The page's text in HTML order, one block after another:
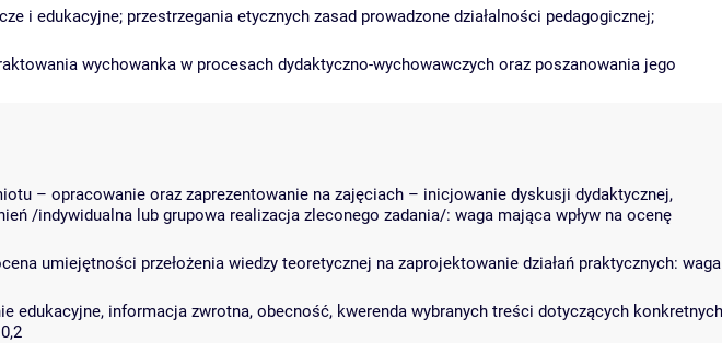
i edukacyjne; przestrzegania etycznych zasad prowadzone działalności pedagogicznej;
wychowanka w procesach dydaktyczno-wychowawczych oraz poszanowania jego
– opracowanie oraz zaprezentowanie na zajęciach – inicjowanie dyskusji dydaktycznej,
/indywidualna lub grupowa realizacja zleconego zadania/: waga mająca wpływ na ocenę
umiejętności przełożenia wiedzy teoretycznej na zaprojektowanie działań praktycznych: waga
edukacyjne, informacja zwrotna, obecność, kwerenda wybranych treści dotyczących konkretnych